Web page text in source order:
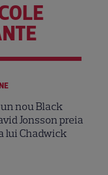
nou Black
Jonsson preia
lui Chadwick